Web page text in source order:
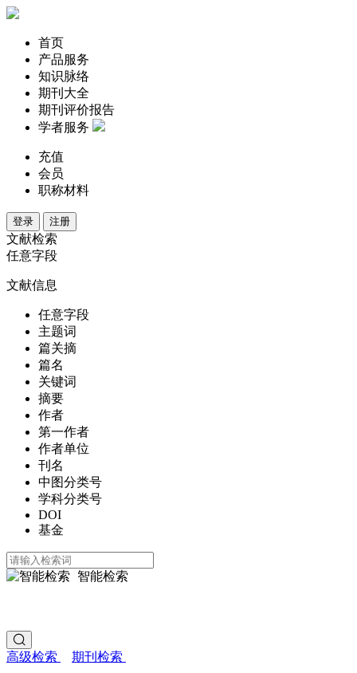
首页
产品服务
知识脉络
期刊大全
期刊评价报告
学者服务
充值
会员
职称材料
登录 注册
文献检索
任意字段
文献信息
任意字段
主题词
篇关摘
篇名
关键词
摘要
作者
第一作者
作者单位
刊名
中图分类号
学科分类号
DOI
基金
智能检索
高级检索 期刊检索